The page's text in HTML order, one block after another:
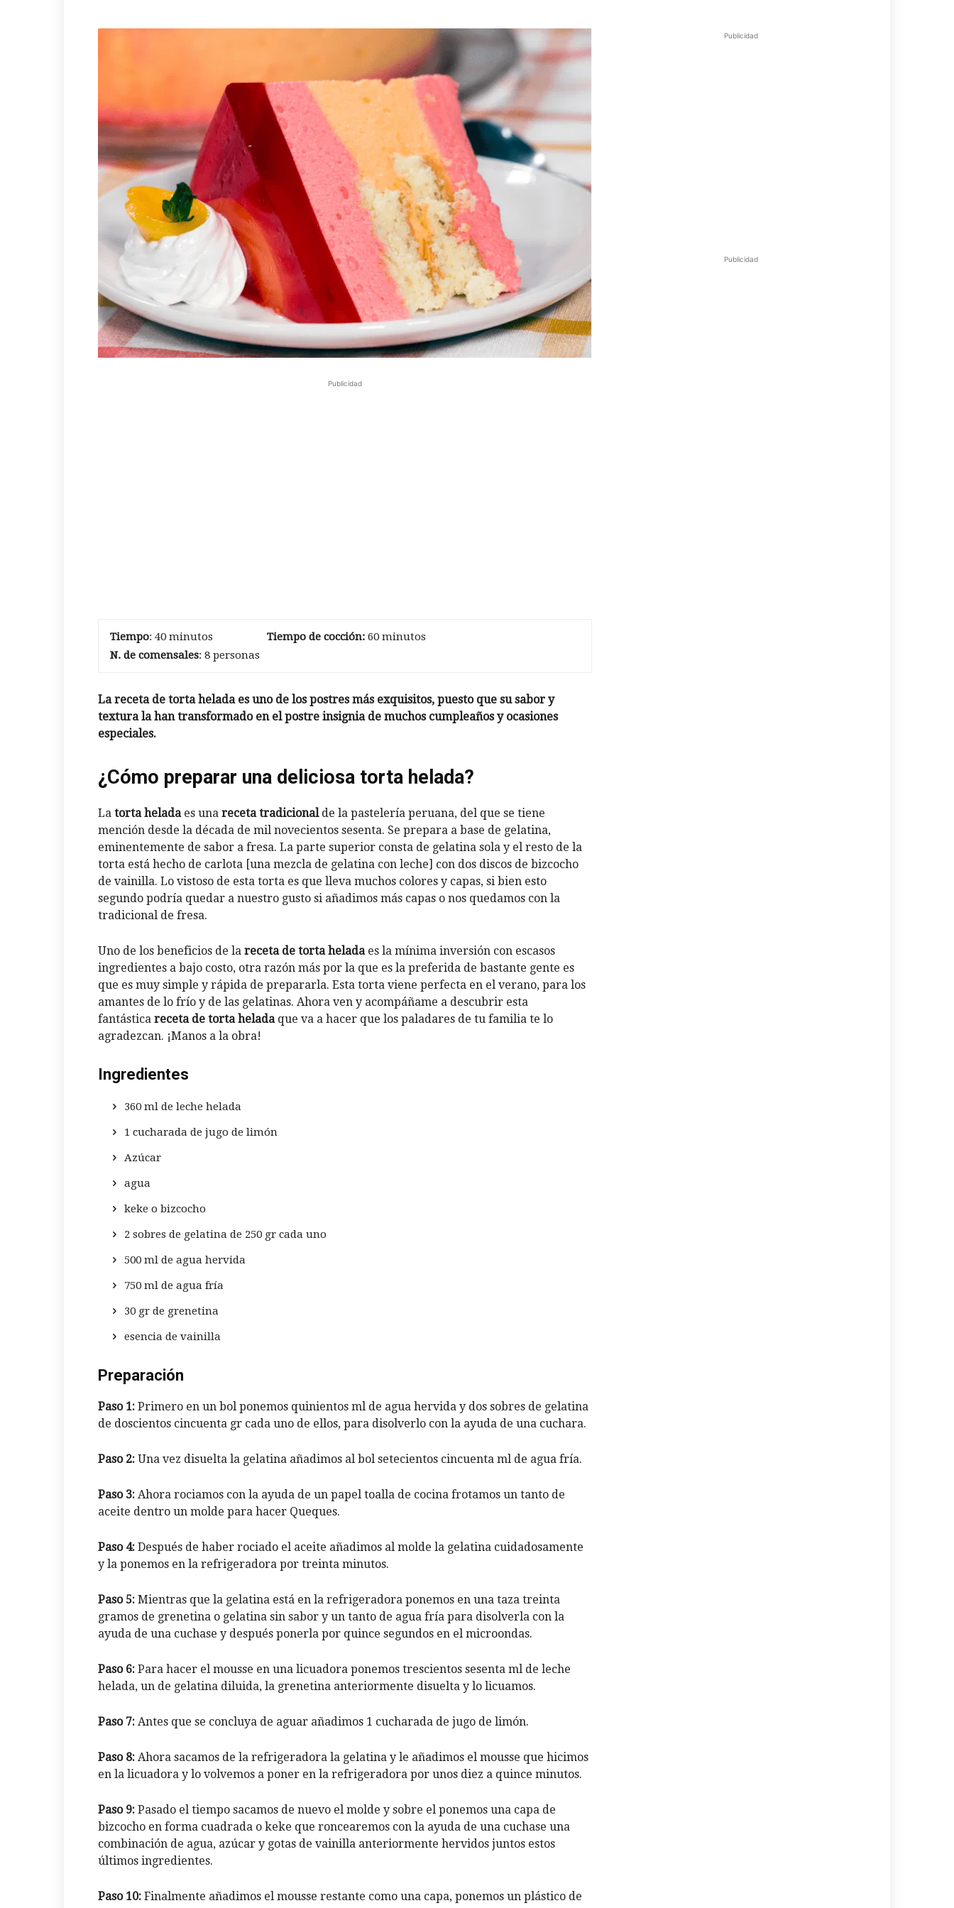
Publicidad
Tiempo: 40 minutos Tiempo de cocción: 60 minutos
N. de comensales: 8 personas
La receta de torta helada es uno de los postres más exquisitos, puesto que su sabor y
textura la han transformado en el postre insignia de muchos cumpleaños y ocasiones
especiales.
¿Cómo preparar una deliciosa torta helada?
La torta helada es una receta tradicional de la pastelería peruana, del que se tiene
mención desde la década de mil novecientos sesenta. Se prepara a base de gelatina,
eminentemente de sabor a fresa. La parte superior consta de gelatina sola y el resto de la
torta está hecho de carlota [una mezcla de gelatina con leche] con dos discos de bizcocho
de vainilla. Lo vistoso de esta torta es que lleva muchos colores y capas, si bien esto
segundo podría quedar a nuestro gusto si añadimos más capas o nos quedamos con la
tradicional de fresa.
Uno de los beneficios de la receta de torta heladaes la mínima inversión con escasos
ingredientes a bajo costo, otra razón más por la que es la preferida de bastante gente es
que es muy simple y rápida de prepararla. Esta torta viene perfecta en el verano, para los
amantes de lo frío y de las gelatinas. Ahora ven y acompáñame a descubrir esta
fantástica receta de torta heladaque va a hacer que los paladares de tu familia te lo
agradezcan. ¡Manos a la obra!
Ingredientes
360 ml de leche helada
1 cucharada de jugo de limón
Azúcar
agua
keke o bizcocho
2 sobres de gelatina de 250 gr cada uno
500 ml de agua hervida
750 ml de agua fría
30 gr de grenetina
esencia de vainilla
Preparación
Paso 1: Primero en un bol ponemos quinientos ml de agua hervida y dos sobres de gelatina
de doscientos cincuenta gr cada uno de ellos, para disolverlo con la ayuda de una cuchara.
Paso 2: Una vez disuelta la gelatina añadimos al bol setecientos cincuenta ml de agua fría.
Paso 3: Ahora rociamos con la ayuda de un papel toalla de cocina frotamos un tanto de
aceite dentro un molde para hacer Queques.
Paso 4: Después de haber rociado el aceite añadimos al molde la gelatina cuidadosamente
y la ponemos en la refrigeradora por treinta minutos.
Paso 5: Mientras que la gelatina está en la refrigeradora ponemos en una taza treinta
gramos de grenetina o gelatina sin sabor y un tanto de agua fría para disolverla con la
ayuda de una cuchase y después ponerla por quince segundos en el microondas.
Paso 6: Para hacer el mousse en una licuadora ponemos trescientos sesenta ml de leche
helada, un de gelatina diluida, la grenetina anteriormente disuelta y lo licuamos.
Paso 7: Antes que se concluya de aguar añadimos 1 cucharada de jugo de limón.
Paso 8: Ahora sacamos de la refrigeradora la gelatina y le añadimos el mousse que hicimos
en la licuadora y lo volvemos a poner en la refrigeradora por unos diez a quince minutos.
Paso 9: Pasado el tiempo sacamos de nuevo el molde y sobre el ponemos una capa de
bizcocho en forma cuadrada o keke que roncearemos con la ayuda de una cuchase una
combinación de agua, azúcar y gotas de vainilla anteriormente hervidos juntos estos
últimos ingredientes.
Paso 10: Finalmente añadimos el mousse restante como una capa, ponemos un plástico de
Publicidad
Publicidad